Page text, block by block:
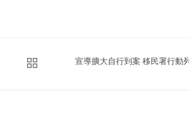
宣導擴大自行到案 移民署行動